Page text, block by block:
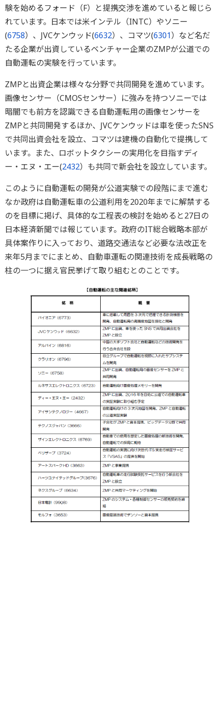
験を始めるフォード（F）と提携交渉を進めていると報じら
れています。日本では米インテル（INTC）やソニー
(6758）、JVCケンウッド(6632）、コマツ(6301）など名だ
たる企業が出資しているベンチャー企業のZMPが公道での
自動運転の実験を行っています。
ZMPと出資企業は様々な分野で共同開発を進めています。
画像センサー（CMOSセンサー）に強みを持つソニーでは
暗闇でも前方を認識できる自動運転用の画像センサーを
ZMPと共同開発するほか、JVCケンウッドは車を使ったSNS
で共同出資会社を設立、コマツは建機の自動化で提携して
います。また、ロボットタクシーの実用化を目指すディ
ー・エヌ・エー(2432）も共同で新会社を設立しています。
このように自動運転の開発が公道実験での段階にまで進む
なか政府は自動運転車の公道利用を2020年までに解禁する
のを目標に掲げ、具体的な工程表の検討を始めると27日の
日本経済新聞では報じています。政府のIT総合戦略本部が
具体案作りに入っており、道路交通法など必要な法改正を
来年5月までにまとめ、自動車運転の関連技術を成長戦略の
柱の一つに据え官民挙げて取り組むとのことです。